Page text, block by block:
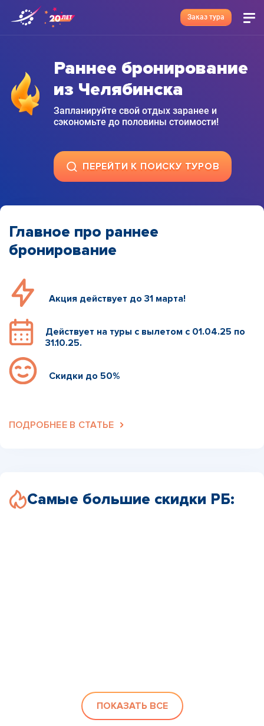
Заказ тура
Раннее бронирование
из Челябинска
Запланируйте свой отдых заранее и
сэкономьте до половины стоимости!
ПЕРЕЙТИ К ПОИСКУ ТУРОВ
Главное про раннее
бронирование
Акция действует до 31 марта!
Действует на туры с вылетом с 01.04.25 по
31.10.25.
Скидки до 50%
ПОДРОБНЕЕ В СТАТЬЕ
Самые большие скидки РБ:
ПОКАЗАТЬ ВСЕ